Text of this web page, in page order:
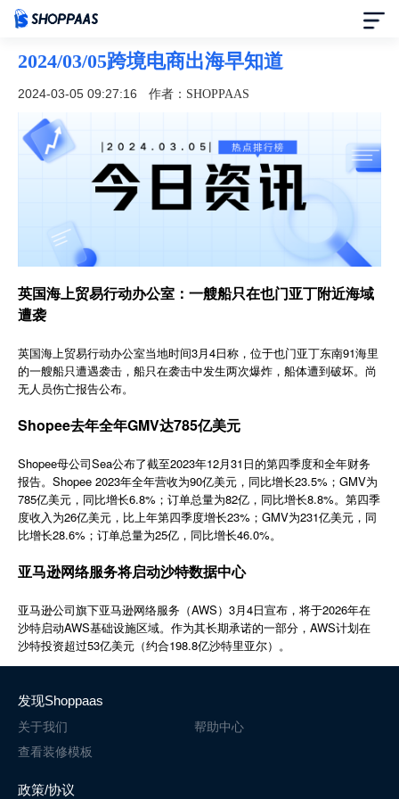
首页
定价
模板中心
合作伙伴
帮助中心
了解我们
简体中文
登录 免费使用
2024/03/05跨境电商出海早知道
2024-03-05 09:27:16 作者：SHOPPAAS
英国海上贸易行动办公室：一艘船只在也门亚丁附近海域
遭袭
英国海上贸易行动办公室当地时间3月4日称，位于也门亚丁东南91海里
的一艘船只遭遇袭击，船只在袭击中发生两次爆炸，船体遭到破坏。尚
无人员伤亡报告公布。
Shopee去年全年GMV达785亿美元
Shopee母公司Sea公布了截至2023年12月31日的第四季度和全年财务
报告。Shopee 2023年全年营收为90亿美元，同比增长23.5%；GMV为
785亿美元，同比增长6.8%；订单总量为82亿，同比增长8.8%。第四季
度收入为26亿美元，比上年第四季度增长23%；GMV为231亿美元，同
比增长28.6%；订单总量为25亿，同比增长46.0%。
亚马逊网络服务将启动沙特数据中心
亚马逊公司旗下亚马逊网络服务（AWS ） 3月 4 日宣布，将于2026年在
沙特启动AWS基础设施区域。作为其长期承诺的一部分， AWS计划在
沙特投资超过53亿美元（约合198.8亿沙特里亚尔）。
发现Shoppaas
关于我们
帮助中心
查看装修模板
政策/协议